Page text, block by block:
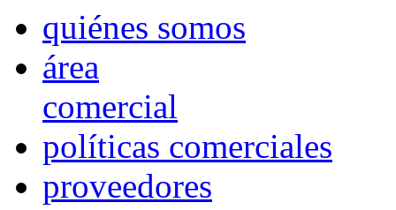
quiénes somos
área
comercial
políticas comerciales
proveedores